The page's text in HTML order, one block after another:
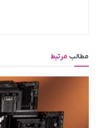
مطالب مرتبط